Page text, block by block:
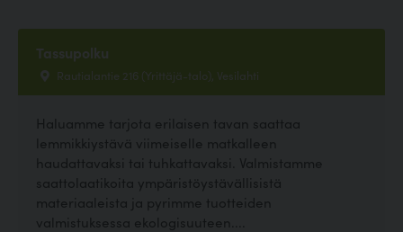
Tassupolku
Rautialantie 216 (Yrittäjä-talo), Vesilahti
Haluamme tarjota erilaisen tavan saattaa
lemmikkiystävä viimeiselle matkalleen
haudattavaksi tai tuhkattavaksi. Valmistamme
saattolaatikoita ympäristöystävällisistä
materiaaleista ja pyrimme tuotteiden
valmistuksessa ekologisuuteen....